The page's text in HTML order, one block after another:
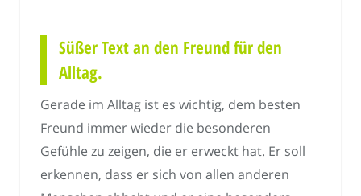
Süßer Text an den Freund für den
Alltag.
Gerade im Alltag ist es wichtig, dem besten
Freund immer wieder die besonderen
Gefühle zu zeigen, die er erweckt hat. Er soll
erkennen, dass er sich von allen anderen